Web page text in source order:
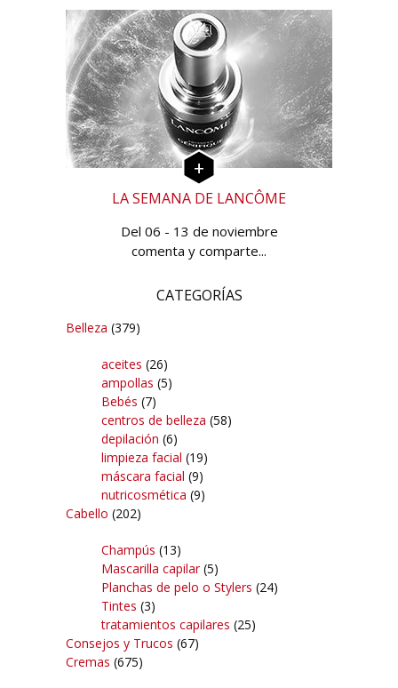
LA SEMANA DE LANCÔME
Del 06 - 13 de noviembre
comenta y comparte...
CATEGORÍAS
Belleza (379)
aceites (26)
ampollas (5)
Bebés (7)
centros de belleza (58)
depilación (6)
limpieza facial (19)
máscara facial (9)
nutricosmética (9)
Cabello (202)
Champús (13)
Mascarilla capilar(5)
Planchas de pelo o Stylers (24)
Tintes (3)
tratamientos capilares (25)
Consejos y Trucos (67)
Cremas (675)